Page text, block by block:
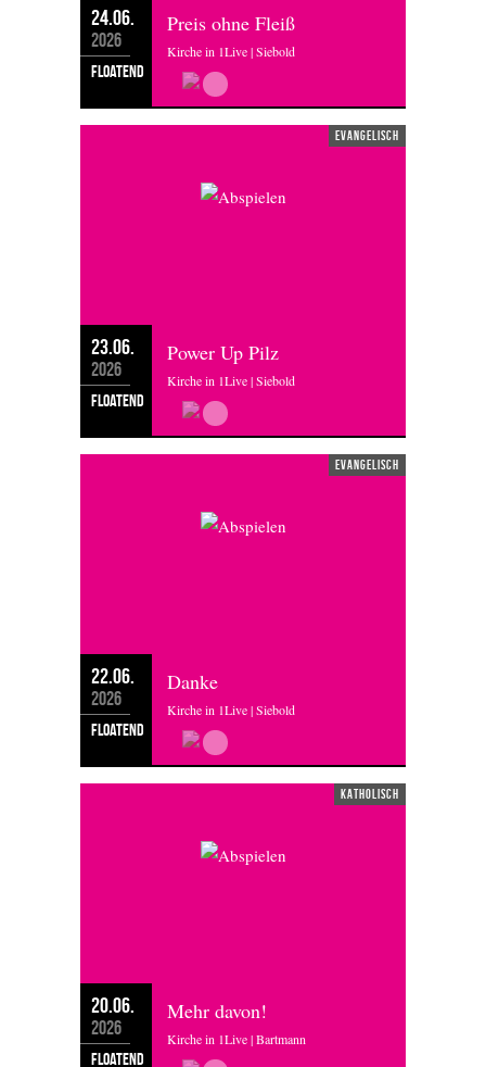
24.06.
2026
floatend
Preis ohne Fleiß
Kirche in 1Live | Siebold
evangelisch
23.06.
2026
floatend
Power Up Pilz
Kirche in 1Live | Siebold
evangelisch
22.06.
2026
floatend
Danke
Kirche in 1Live | Siebold
katholisch
20.06.
2026
floatend
Mehr davon!
Kirche in 1Live | Bartmann